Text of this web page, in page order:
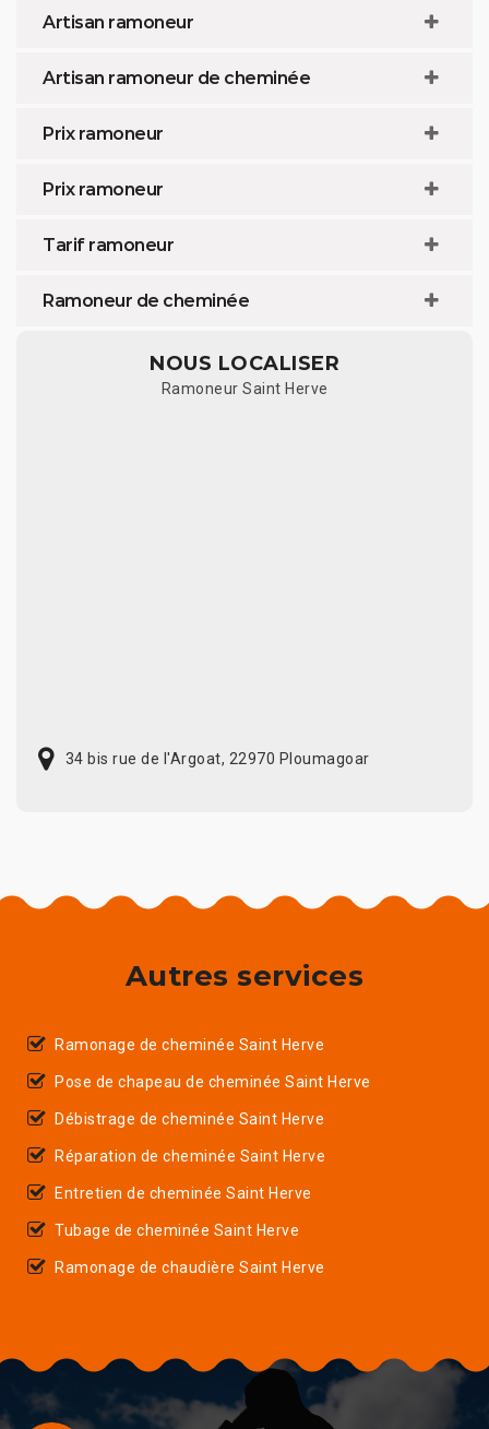
Artisan ramoneur
Artisan ramoneur de cheminée
Prix ramoneur
Prix ramoneur
Tarif ramoneur
Ramoneur de cheminée
NOUS LOCALISER
Ramoneur Saint Herve
34 bis rue de l'Argoat, 22970 Ploumagoar
Autres services
Ramonage de cheminée Saint Herve
Pose de chapeau de cheminée Saint Herve
Débistrage de cheminée Saint Herve
Réparation de cheminée Saint Herve
Entretien de cheminée Saint Herve
Tubage de cheminée Saint Herve
Ramonage de chaudière Saint Herve